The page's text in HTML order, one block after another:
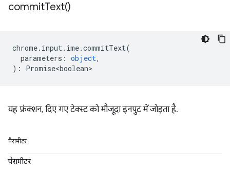
commitText()
chrome. input. ime.commitText(
parameters : object,
) : Promise<boolean>
यह फ़ंक्शन, दिए गए टेक्स्ट को मौजूदा इनपुट में जोड़ता है.
पैरामीटर
पैरामीटर